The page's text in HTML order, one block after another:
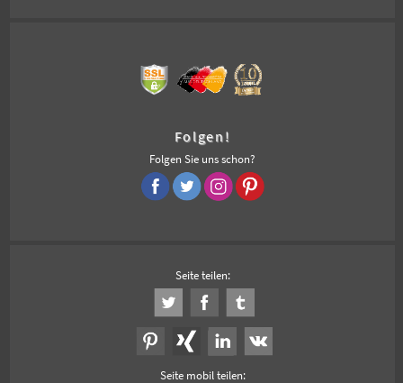
Folgen!
Folgen Sie uns schon?
Seite teilen:
Seite mobil teilen: